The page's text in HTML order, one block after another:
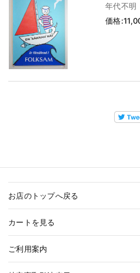
年代不明
価格
お店のトップへ戻る
カートを見る
ご利用案内